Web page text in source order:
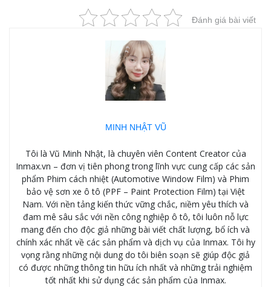
Đánh giá bài viết
MINH NHẬT VŨ
Tôi là Vũ Minh Nhật, là chuyên viên Content Creator của
Inmax.vn – đơn vị tiên phong trong lĩnh vực cung cấp các sản
phẩm Phim cách nhiệt (Automotive Window Film) và Phim
bảo vệ sơn xe ô tô (PPF – Paint Protection Film) tại Việt
Nam. Với nền tảng kiến thức vững chắc, niềm yêu thích và
đam mê sâu sắc với nền công nghiệp ô tô, tôi luôn nỗ lực
mang đến cho độc giả những bài viết chất lượng, bổ ích và
chính xác nhất về các sản phẩm và dịch vụ của Inmax. Tôi hy
vọng rằng những nội dung do tôi biên soạn sẽ giúp độc giả
có được những thông tin hữu ích nhất và những trải nghiệm
tốt nhất khi sử dụng các sản phẩm của Inmax.